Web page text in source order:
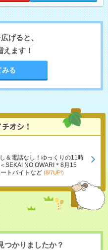
げると、
えます！
みる
＆電話なし！ゆっくりの11時
SEKAI NO OWARI＊8月15
トバイトなど (8/7UP!)
つかりましたか？